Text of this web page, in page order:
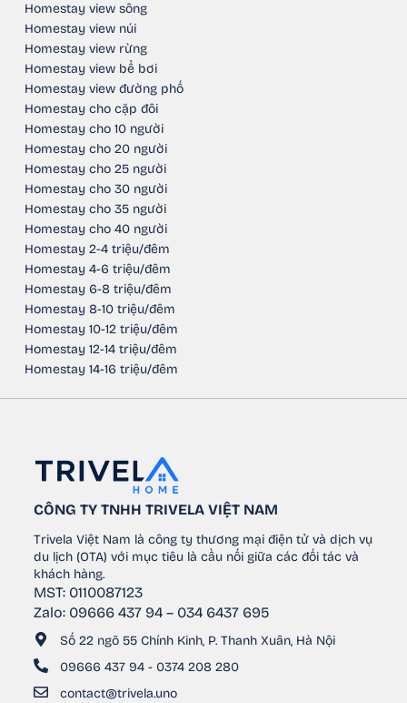
Homestay view sông
Homestay view núi
Homestay view rừng
Homestay view bể bơi
Homestay view đường phố
Homestay cho cặp đôi
Homestay cho 10 người
Homestay cho 20 người
Homestay cho 25 người
Homestay cho 30 người
Homestay cho 35 người
Homestay cho 40 người
Homestay 2-4 triệu/đêm
Homestay 4-6 triệu/đêm
Homestay 6-8 triệu/đêm
Homestay 8-10 triệu/đêm
Homestay 10-12 triệu/đêm
Homestay 12-14 triệu/đêm
Homestay 14-16 triệu/đêm
CÔNG TY TNHH TRIVELA VIỆT NAM
Trivela Việt Nam là công ty thương mại điện tử và dịch vụ
du lịch (OTA) với mục tiêu là cầu nối giữa các đối tác và
khách hàng.
MST: 0110087123
Zalo: 09666 437 94 – 034 6437 695
Số 22 ngõ 55 Chính Kinh, P. Thanh Xuân, Hà Nội
09666 437 94 - 0374 208 280
contact@trivela.uno